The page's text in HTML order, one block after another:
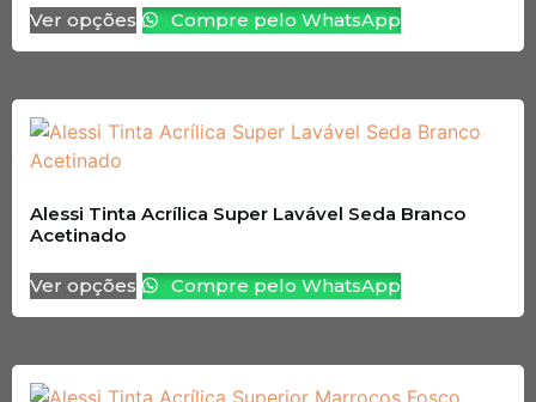
Ver opções Compre pelo WhatsApp
Alessi Tinta Acrílica Super Lavável Seda Branco
Acetinado
Ver opções Compre pelo WhatsApp